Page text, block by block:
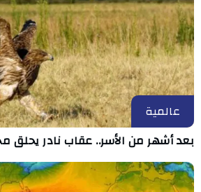
عالمية
بعد أشهر من الأسر.. عقاب نادر